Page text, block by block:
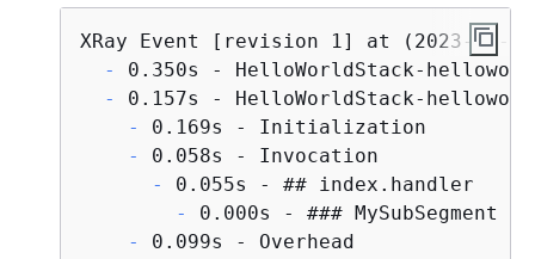
  -
  -
    -
    -
      -
        -
    -
0.099s - Overhead